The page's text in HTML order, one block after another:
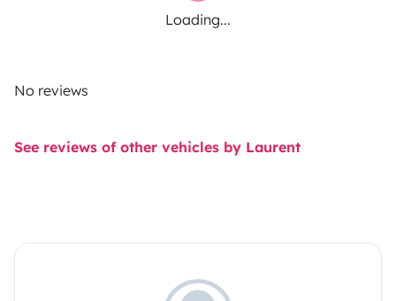
Loading...
No reviews
See reviews of other vehicles by Laurent